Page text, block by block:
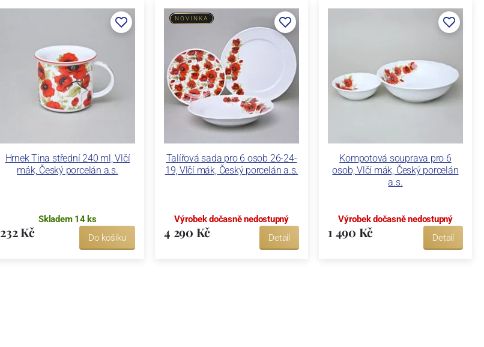
Hrnek Tina střední 240 ml, Vlčí
mák, Český porcelán a.s.
Skladem 14 ks
232 Kč Do košíku
Talířová sada pro 6 osob 26-24-
19, Vlčí mák, Český porcelán a.s.
NOVINKA
Výrobek dočasně nedostupný
4 290 Kč Detail
Kompotová souprava pro 6
osob, Vlčí mák, Český porcelán
a.s.
Výrobek dočasně nedostupný
1 490 Kč Detail